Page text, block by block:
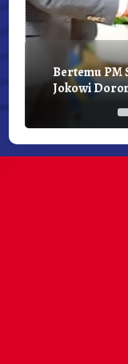
Bertemu PM
Jokowi